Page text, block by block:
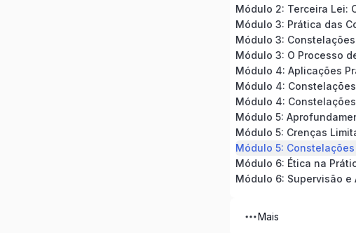
Módulo 2: Terceira Lei:
Módulo 3: Prática das
Módulo 3:
Módulo 3: O Processo
Módulo 5: Crenças
Módulo 6: Ética na
Módulo 6: Supervisão e
Mais